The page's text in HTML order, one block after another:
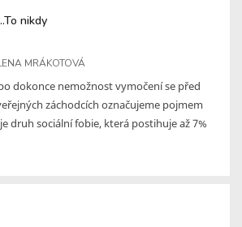
nikdy
MRÁKOTOVÁ
dokonce nemožnost vymočení se před
záchodcích označujeme pojmem
druh sociální fobie, která postihuje až 7%